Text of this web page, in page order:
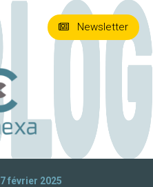
7 février 2025
Newsletter